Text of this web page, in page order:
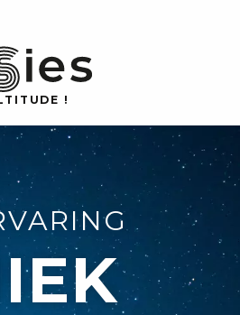
TI T UDE !